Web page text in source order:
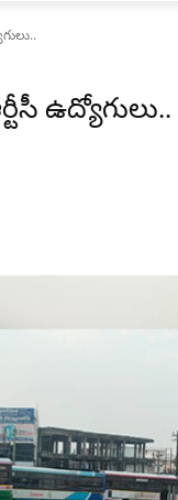
ఉద్యోగులు..